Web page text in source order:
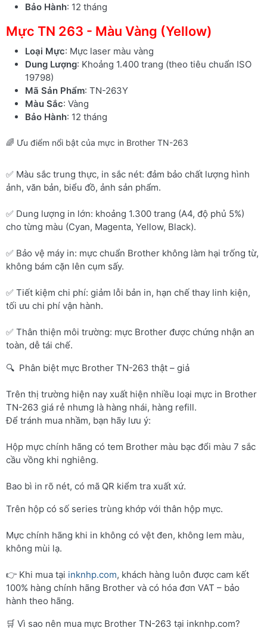
Bảo Hành: 12 tháng
Mực TN 263 - Màu Vàng (Yellow)
Loại Mực: Mực laser màu vàng
Dung Lượng: Khoảng 1.400 trang (theo tiêu chuẩn ISO
19798)
Mã Sản Phẩm: TN-263Y
Màu Sắc: Vàng
Bảo Hành: 12 tháng
🌈 Ưu điểm nổi bật của mực in Brother TN-263
✅ Màu sắc trung thực, in sắc nét: đảm bảo chất lượng hình
ảnh, văn bản, biểu đồ, ảnh sản phẩm.
✅ Dung lượng in lớn: khoảng 1.300 trang (A4, độ phủ 5%)
cho từng màu (Cyan, Magenta, Yellow, Black).
✅ Bảo vệ máy in: mực chuẩn Brother không làm hại trống từ,
không bám cặn lên cụm sấy.
✅ Tiết kiệm chi phí: giảm lỗi bản in, hạn chế thay linh kiện,
tối ưu chi phí vận hành.
✅ Thân thiện môi trường: mực Brother được chứng nhận an
toàn, dễ tái chế.
🔍 Phân biệt mực Brother TN-263 thật – giả
Trên thị trường hiện nay xuất hiện nhiều loại mực in Brother
TN-263 giá rẻ nhưng là hàng nhái, hàng refill.
Để tránh mua nhầm, bạn hãy lưu ý:
Hộp mực chính hãng có tem Brother màu bạc đổi màu 7 sắc
cầu vồng khi nghiêng.
Bao bì in rõ nét, có mã QR kiểm tra xuất xứ.
Trên hộp có số series trùng khớp với thân hộp mực.
Mực chính hãng khi in không có vệt đen, không lem màu,
không mùi lạ.
👉 Khi mua tại inknhp.com, khách hàng luôn được cam kết
100% hàng chính hãng Brother và có hóa đơn VAT – bảo
hành theo hãng.
🛒 Vì sao nên mua mực Brother TN-263 tại inknhp.com?